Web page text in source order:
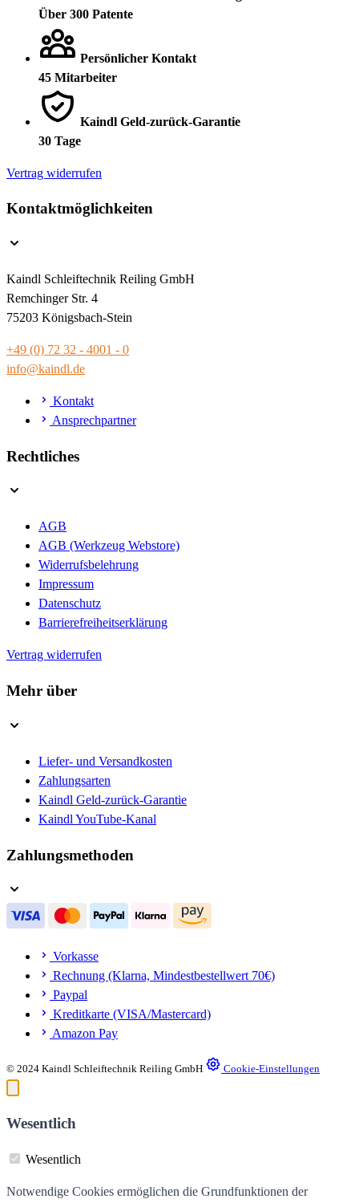
Über 300 Patente
Persönlicher Kontakt
45 Mitarbeiter
Kaindl Geld-zurück-Garantie
30 Tage
Vertrag widerrufen
Kontaktmöglichkeiten
Kaindl Schleiftechnik Reiling GmbH
Remchinger Str. 4
75203 Königsbach-Stein
+49 (0) 72 32 - 4001 - 0
info@kaindl.de
Kontakt
Ansprechpartner
Rechtliches
AGB
AGB (Werkzeug Webstore)
Widerrufsbelehrung
Impressum
Datenschutz
Barrierefreiheitserklärung
Vertrag widerrufen
Mehr über
Liefer- und Versandkosten
Zahlungsarten
Kaindl Geld-zurück-Garantie
Kaindl YouTube-Kanal
Zahlungsmethoden
Vorkasse
Rechnung (Klarna, Mindestbestellwert 70€)
Paypal
Kreditkarte (VISA/Mastercard)
Amazon Pay
© 2024 Kaindl Schleiftechnik Reiling GmbH Cookie-Einstellungen
Wesentlich
Wesentlich
Notwendige Cookies ermöglichen die Grundfunktionen der